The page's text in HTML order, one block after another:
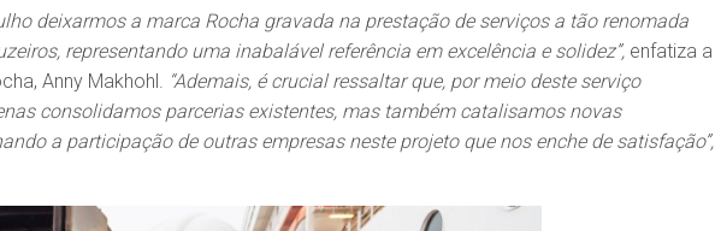
deixarmos a marca Rocha gravada na prestação de serviços a tão renomada
representando uma inabalável referência em excelência e solidez”, enfatiza a
Anny Makhohl.
“Ademais, é crucial ressaltar que, por meio deste serviço
consolidamos parcerias existentes, mas também catalisamos novas
a participação de outras empresas neste projeto que nos enche de satisfação”,